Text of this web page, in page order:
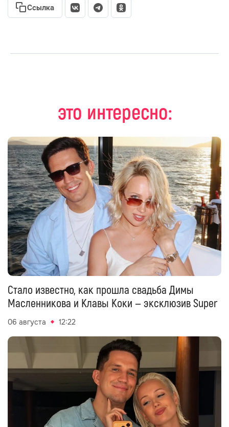
Ссылка
это интересно:
Стало известно, как прошла свадьба Димы
Масленникова и Клавы Коки — эксклюзив Super
06 августа 12:22